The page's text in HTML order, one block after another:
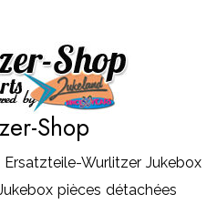
Shop
Wurlitzer Jukebox
pièces détachées